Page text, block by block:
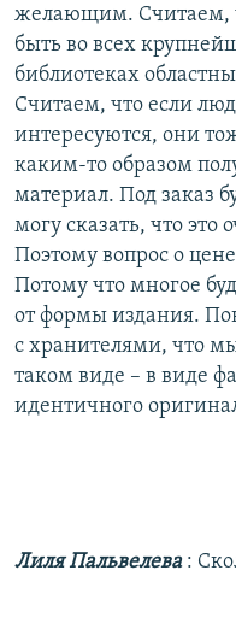
желающим. Считаем,
быть во всех
библиотеках
Считаем, что если
интересуются, они
каким-то образом
материал. Под заказ
могу сказать, что это
Поэтому вопрос о
Потому что многое
от формы издания.
с хранителями, что
таком виде – в виде
идентичного
Лиля Пальвелева :